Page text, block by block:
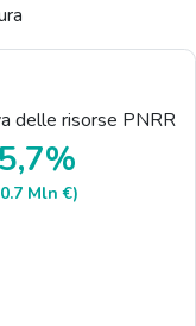
delle risorse PNRR
Mln €)